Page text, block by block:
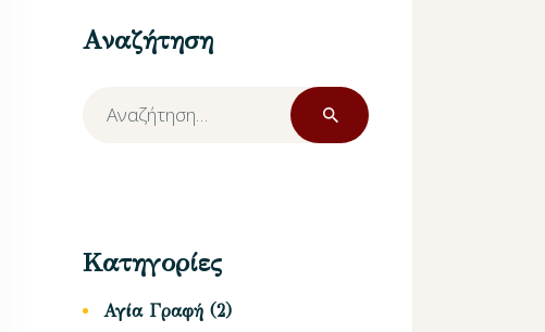
Αναζήτηση
Αναζήτηση
για:
Κατηγορίες
Αγία Γραφή (2)